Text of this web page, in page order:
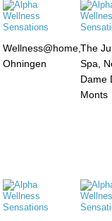
Wellness@home,
Ohningen
The
Spa,
Dame
Monts